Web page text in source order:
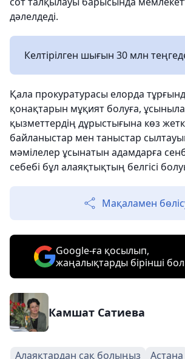
дәлелдеді.
Келтірілген шығын 30 млн
Қала прокуратурасы елорда
қонақтарын мұқият болуға,
қызметтердің дұрыстығына көз
байланыстар мен таныстар
мәмілелер ұсынатын адамдарға
себебі бұл алаяқтықтың белгісі
Мақаламен
Google-ға қосылып,
жаңалықтарды бірінші
Камшат Сатиева
Алаяқтардан сақ болыңыз Астана